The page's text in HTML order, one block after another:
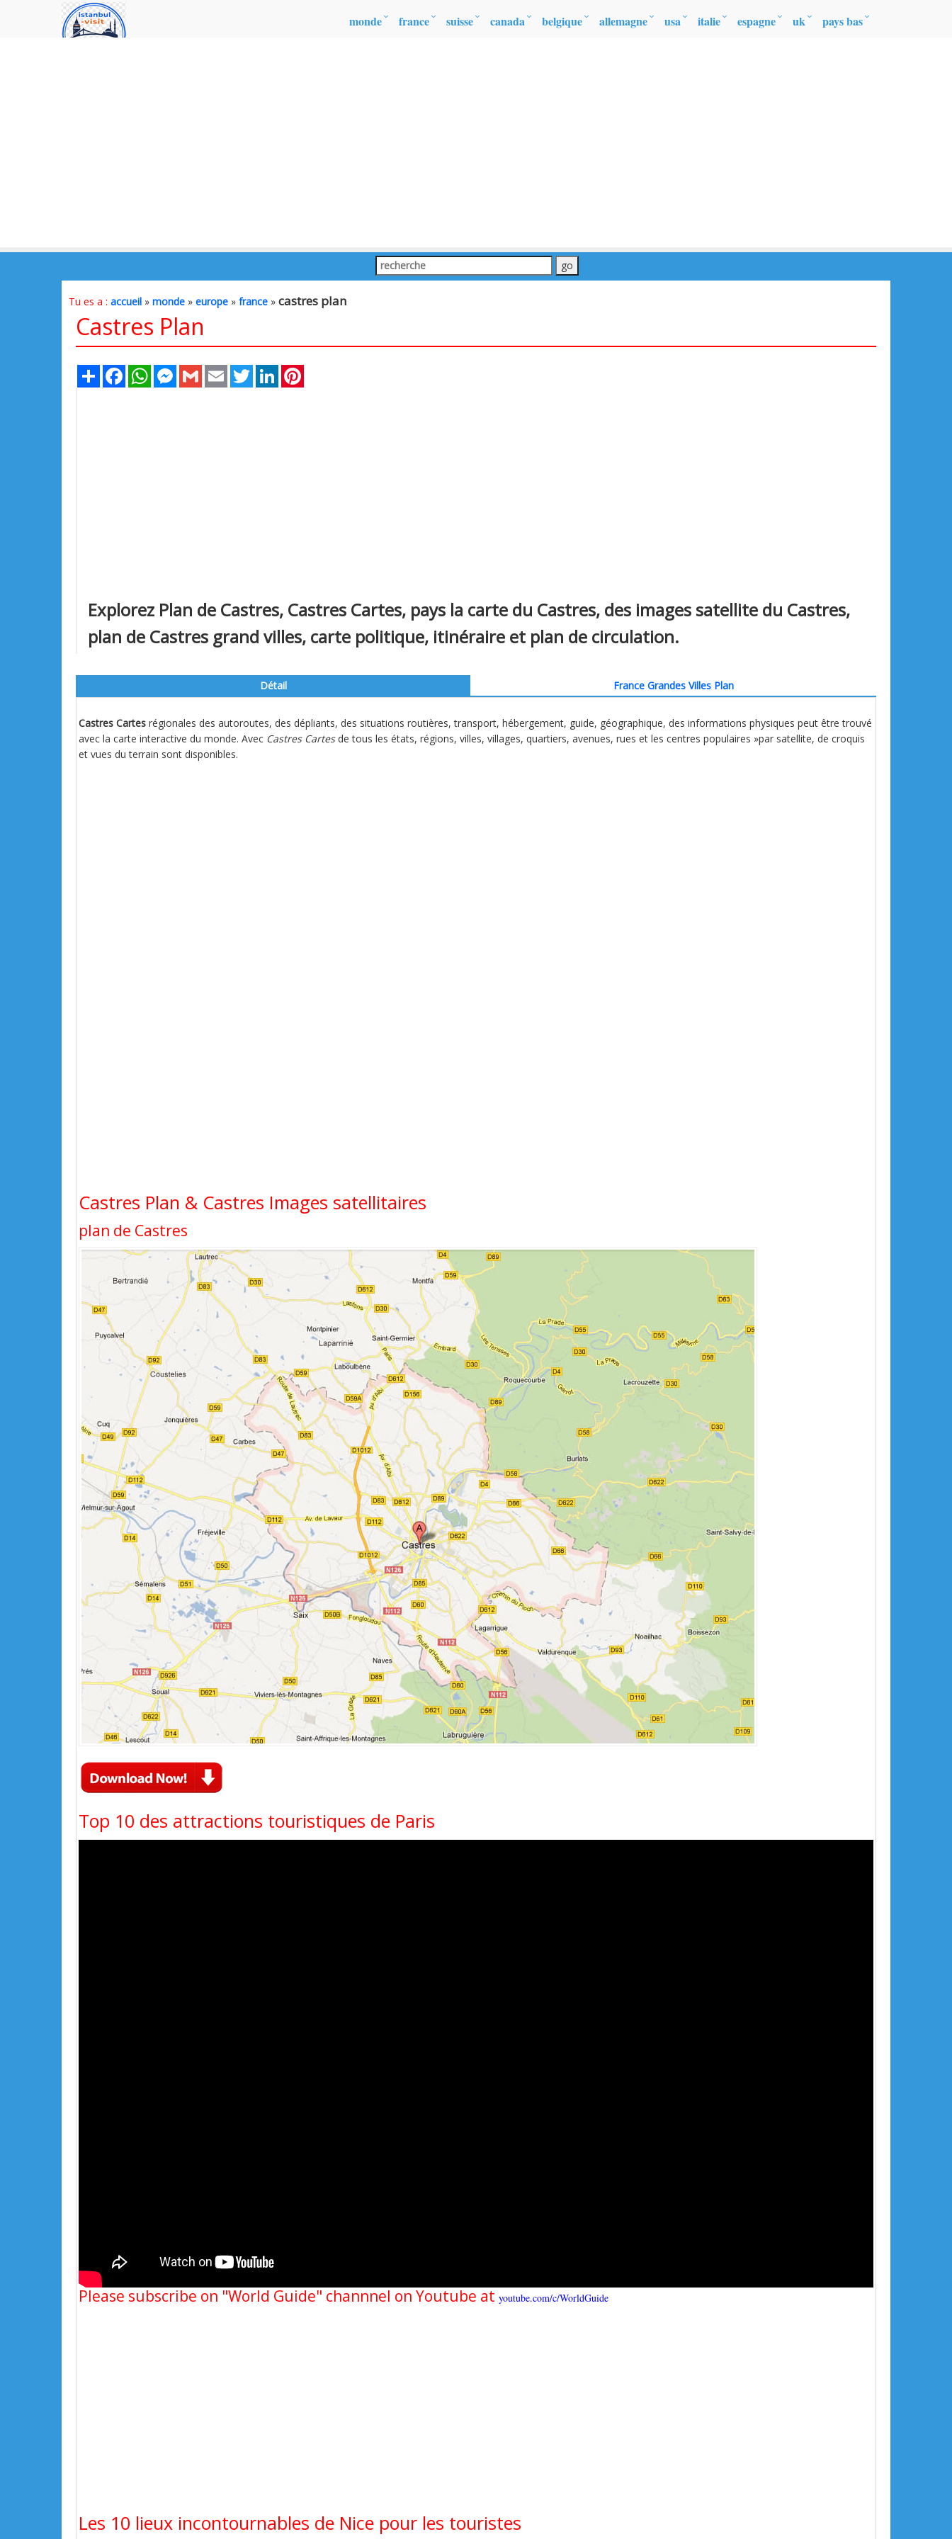
monde france suisse canada belgique allemagne usa italie espagne uk pays bas
Tu es a : accueil » monde » europe » france » castres plan
Castres Plan
Share FacebookWhatsAppMessenger
Gmail Email TwitterLinkedIn
Explorez Plan de Castres, Castres Cartes, pays la carte du Castres, des images satellite du Castres,
plan de Castres grand villes, carte politique, itinéraire et plan de circulation.
Détail France Grandes Villes Plan
Castres Cartes régionales des autoroutes, des dépliants, des situations routières, transport, hébergement, guide, géographique, des informations physiques peut être trouvé
avec la carte interactive du monde. Avec Castres Cartesde tous les états, régions, villes, villages, quartiers, avenues, rues et les centres populaires »par satellite, de croquis
et vues du terrain sont disponibles.
Castres Plan & Castres Images satellitaires
plan de Castres
Top 10 des attractions touristiques de Paris
Please subscribe on "World Guide" channnel on Youtube at youtube.com/c/WorldGuide
Les 10 lieux incontournables de Nice pour les touristes